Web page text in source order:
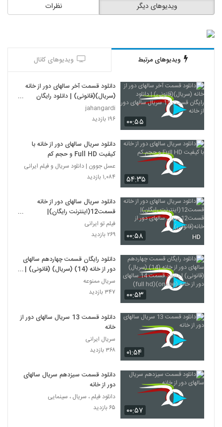
نظرات ویدیوهای دیگر
ویدیوهای مرتبط ویدیوهای کانال
۰۰:۵۵
دانلود قسمت آخر سالهای دور از خانه
(سریال)(قانونی) | دانلود رایگان
قسمت 15 سریال سالهای دور از خانه
jahangardi
۱۹۶ بازدید
۵۴:۳۵
دانلود سریال سالهای دور از خانه با
کیفیت Full HD و حجم کم
عسل جوون | دانلود سریال و فیلم ایرانی
۱,۰۸۴ بازدید
۰۰:۵۸ HD
دانلود سریال سالهای دور از خانه
قسمت12(اینترنت رایگان)|
قسمت12سریال سالهای دور از
خانه(قانونی)
فیلم تو ایرانی
۲۶۹ بازدید
۰۰:۵۳
دانلود رایگان قسمت چهاردهم سالهای
دور از خانه (14) (سریال) (قانونی) |
(online)(full hd)
سریال ممنوعه
۳۴۷ بازدید
۰۱:۵۴
دانلود قسمت 13 سریال سالهای دور از
خانه
سریال ایرانی
۳۶۸ بازدید
۰۰:۵۷
دانلود قسمت سیزدهم سریال سالهای
دور از خانه
دانلود فیلم ، سریال ، سینمایی
۶۵ بازدید